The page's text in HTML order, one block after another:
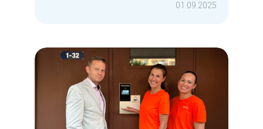
01.09.2025